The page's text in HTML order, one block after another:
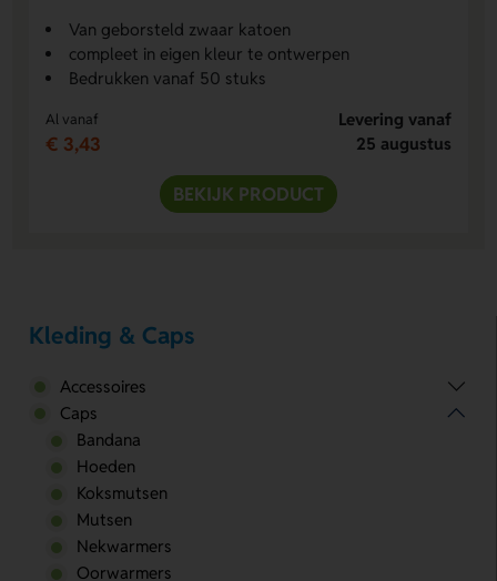
Van geborsteld zwaar katoen
compleet in eigen kleur te ontwerpen
Bedrukken vanaf 50 stuks
Al vanaf
€ 3,43
Levering vanaf
25 augustus
BEKIJK PRODUCT
Kleding & Caps
Accessoires
Caps
Bandana
Hoeden
Koksmutsen
Mutsen
Nekwarmers
Oorwarmers